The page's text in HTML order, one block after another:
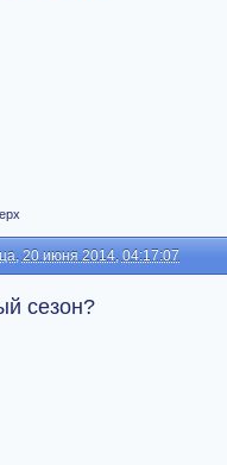
20 июня 2014, 04:17:07
сезон?